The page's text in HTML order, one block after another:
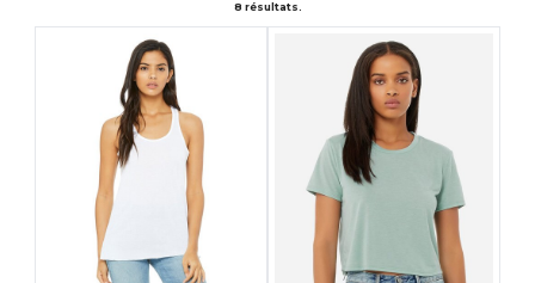
8 résultats.